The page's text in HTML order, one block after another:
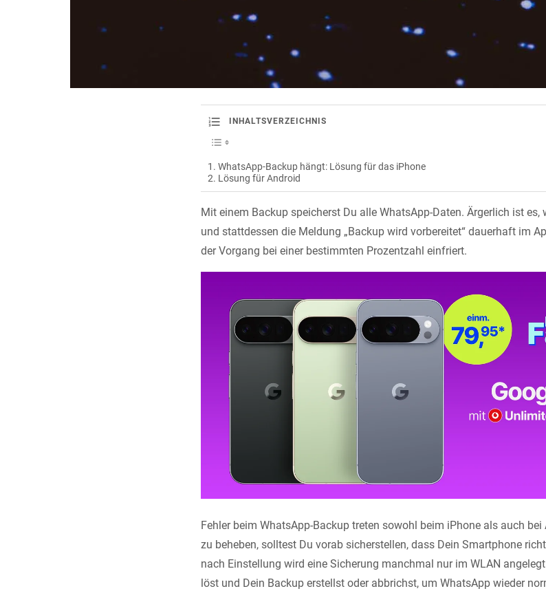
INHALTSVERZEICHNIS
WhatsApp-Backup hängt: Lösung für das iPhone
Lösung für Android
Mit einem Backup speicherst Du alle WhatsApp-Daten. Ärgerlich ist
und stattdessen die Meldung „Backup wird vorbereitet“ dauerhaft im
der Vorgang bei einer bestimmten Prozentzahl einfriert.
Fehler beim WhatsApp-Backup treten sowohl beim iPhone als auch
zu beheben, solltest Du vorab sicherstellen, dass Dein Smartphone
nach Einstellung wird eine Sicherung manchmal nur im WLAN
löst und Dein Backup erstellst oder abbrichst, um WhatsApp wieder